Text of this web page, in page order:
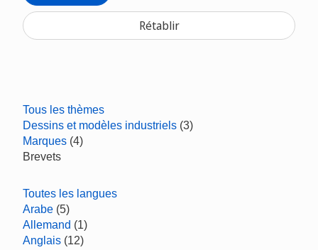
Rétablir
Tous les thèmes
Dessins et modèles industriels (3)
Marques (4)
Brevets
Toutes les langues
Arabe (5)
Allemand (1)
Anglais (12)